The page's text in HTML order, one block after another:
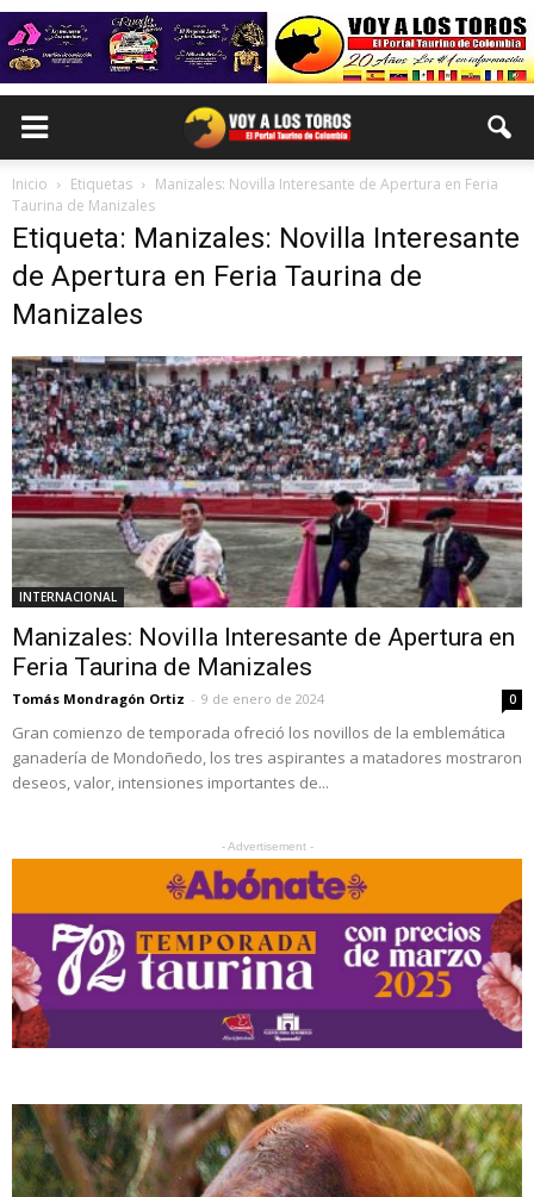
Inicio Etiquetas
Manizales: Novilla Interesante de Apertura en Feria
Taurina de Manizales
Etiqueta: Manizales: Novilla Interesante
de Apertura en Feria Taurina de
Manizales
INTERNACIONAL
Manizales: Novilla Interesante de Apertura en
Feria Taurina de Manizales
Tomás Mondragón Ortiz - 9 de enero de 2024 0
Gran comienzo de temporada ofreció los novillos de la emblemática
ganadería de Mondoñedo, los tres aspirantes a matadores mostraron
deseos, valor, intensiones importantes de...
- Advertisement -